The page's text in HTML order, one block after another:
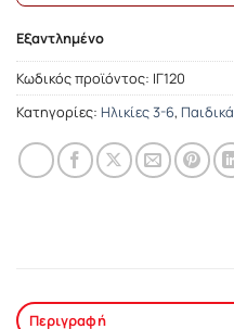
Εξαντλημένο
Κωδικός προϊόντος: ΙΓ120
Κατηγορίες: Ηλικίες 3-6, Παιδικά
Περιγραφή